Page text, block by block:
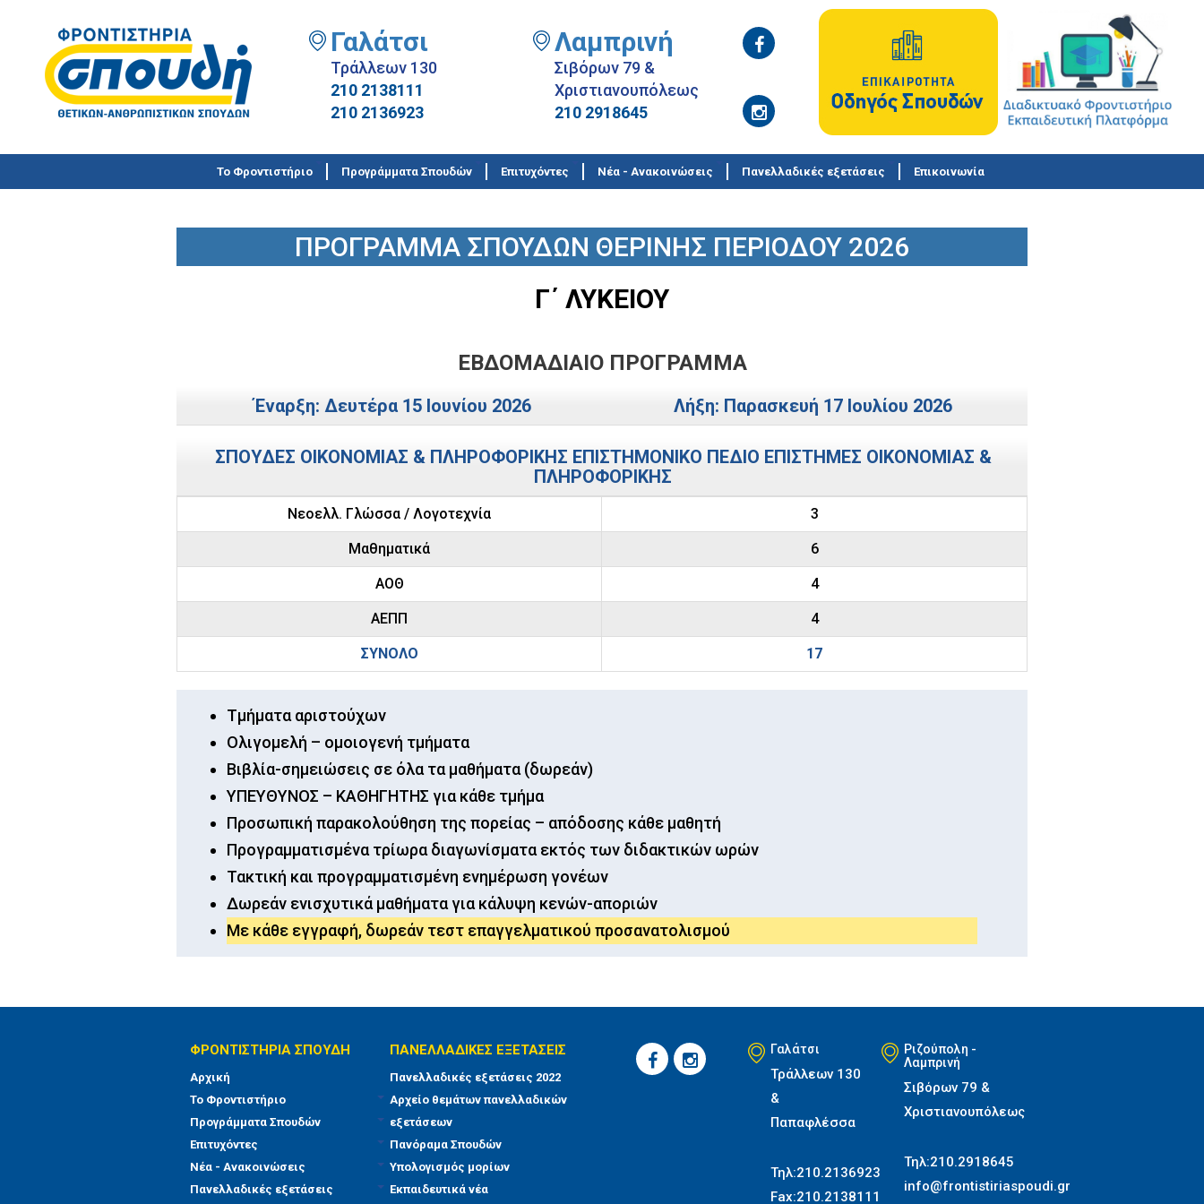
Γαλάτσι
Τράλλεων 130
210 2138111
210 2136923
Λαμπρινή
Σιβόρων 79 &
Χριστιανουπόλεως
210 2918645
Το Φροντιστήριο Προγράμματα Σπουδών Επιτυχόντες Νέα - Ανακοινώσεις Πανελλαδικές εξετάσεις Επικοινωνία
ΠΡΟΓΡΑΜΜΑ ΣΠΟΥΔΩΝ ΘΕΡΙΝΗΣ ΠΕΡΙΟΔΟΥ 2026
Γ΄ ΛΥΚΕΙΟΥ
ΕΒΔΟΜΑΔΙΑΙΟ ΠΡΟΓΡΑΜΜΑ
Έναρξη: Δευτέρα 15 Ιουνίου 2026 Λήξη: Παρασκευή 17 Ιουλίου 2026
ΣΠΟΥΔΕΣ ΟΙΚΟΝΟΜΙΑΣ & ΠΛΗΡΟΦΟΡΙΚΗΣ ΕΠΙΣΤΗΜΟΝΙΚΟ ΠΕΔΙΟ ΕΠΙΣΤΗΜΕΣ ΟΙΚΟΝΟΜΙΑΣ &
ΠΛΗΡΟΦΟΡΙΚΗΣ
Νεοελλ. Γλώσσα / Λογοτεχνία 3
Μαθηματικά 6
ΑΟΘ 4
ΑΕΠΠ 4
ΣΥΝΟΛΟ 17
Τμήματα αριστούχων
Ολιγομελή – ομοιογενή τμήματα
Βιβλία-σημειώσεις σε όλα τα μαθήματα (δωρεάν)
ΥΠΕΥΘΥΝΟΣ – ΚΑΘΗΓΗΤΗΣ για κάθε τμήμα
Προσωπική παρακολούθηση της πορείας – απόδοσης κάθε μαθητή
Προγραμματισμένα τρίωρα διαγωνίσματα εκτός των διδακτικών ωρών
Τακτική και προγραμματισμένη ενημέρωση γονέων
Δωρεάν ενισχυτικά μαθήματα για κάλυψη κενών-αποριών
Με κάθε εγγραφή, δωρεάν τεστ επαγγελματικού προσανατολισμού
ΦΡΟΝΤΙΣΤΗΡΙΑ ΣΠΟΥΔΗ
Αρχική
Το Φροντιστήριο
Προγράμματα Σπουδών
Επιτυχόντες
Νέα - Ανακοινώσεις
Πανελλαδικές εξετάσεις
ΠΑΝΕΛΛΑΔΙΚΕΣ ΕΞΕΤΑΣΕΙΣ
Πανελλαδικές εξετάσεις 2022
Αρχείο θεμάτων πανελλαδικών
εξετάσεων
Πανόραμα Σπουδών
Υπολογισμός μορίων
Εκπαιδευτικά νέα
Γαλάτσι
Τράλλεων 130
&
Παπαφλέσσα
Τηλ:210.2136923
Fax:210.2138111
Ριζούπολη -
Λαμπρινή
Σιβόρων 79 &
Χριστιανουπόλεως
Τηλ:210.2918645
info@frontistiriaspoudi.gr